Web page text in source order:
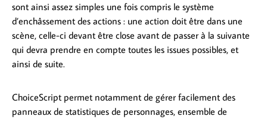
sont ainsi assez simples une fois compris le système
d’enchâssement des actions : une action doit être dans une
scène, celle-ci devant être close avant de passer à la suivante
qui devra prendre en compte toutes les issues possibles, et
ainsi de suite.
ChoiceScript permet notamment de gérer facilement des
panneaux de statistiques de personnages, ensemble de